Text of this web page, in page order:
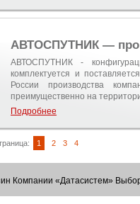
АВТОСПУТНИК —
АВТОСПУТНИК -
комплектуется и
России производства
преимущественно на
Подробнее
1 2 3 4
Компании «Датасистем»